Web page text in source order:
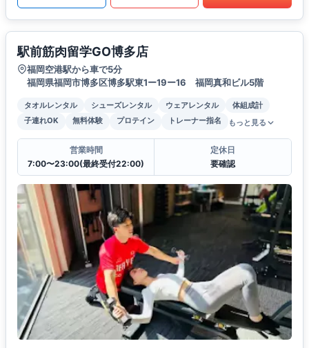
駅前筋肉留学GO博多店
福岡空港駅から車で5分
福岡県福岡市博多区博多駅東1ー19ー16 福岡真和ビル5階
タオルレンタル シューズレンタル ウェアレンタル
体組成計
子連れOK
無料体験 プロテイン トレーナー指名 もっと見る
営業時間
7:00〜23:00(最終受付22:00)
定休日
要確認